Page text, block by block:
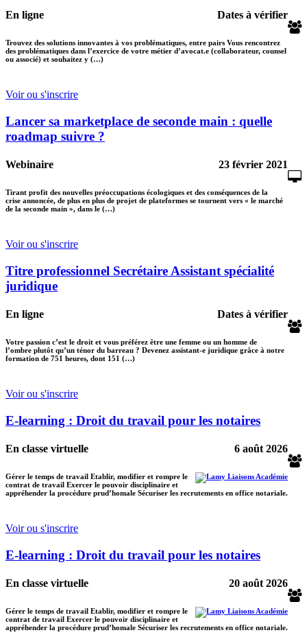
En ligne Dates à vérifier
Trouvez des solutions innovantes à vos problématiques, entre pairs Vous rencontrez
des problématiques dans l’exercice de votre métier d’avocat.e (collaborateur, counsel
ou associé) et souhaitez y (…)
Voir ou s'inscrire
Lancer sa marketplace de seconde main : quelle
roadmap suivre ?
Webinaire 23 février 2021
Tirant profit des nouvelles préoccupations écologiques et des conséquences de la
crise annoncée, de plus en plus de projet de plateformes se tournent vers « le marché
de la seconde main », dans le (…)
Voir ou s'inscrire
Titre professionnel Secrétaire Assistant spécialité
juridique
En ligne Dates à vérifier
Votre passion c’est le droit et vous préférez être une femme ou un homme de
l’ombre plutôt qu’un ténor du barreau ? Devenez assistant-e juridique grâce à notre
formation de 751 heures, dont 151 (…)
Voir ou s'inscrire
E-learning : Droit du travail pour les notaires
En classe virtuelle 6 août 2026
Gérer le temps de travail Etablir, modifier et rompre le
contrat de travail Exercer le pouvoir disciplinaire et
appréhender la procédure prud’homale Sécuriser les recrutements en office notariale.
Voir ou s'inscrire
E-learning : Droit du travail pour les notaires
En classe virtuelle 20 août 2026
Gérer le temps de travail Etablir, modifier et rompre le
contrat de travail Exercer le pouvoir disciplinaire et
appréhender la procédure prud’homale Sécuriser les recrutements en office notariale.